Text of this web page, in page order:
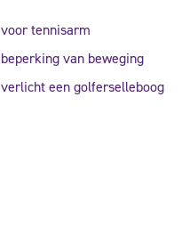
voor tennisarm
beperking van beweging
verlicht een golferselleboog